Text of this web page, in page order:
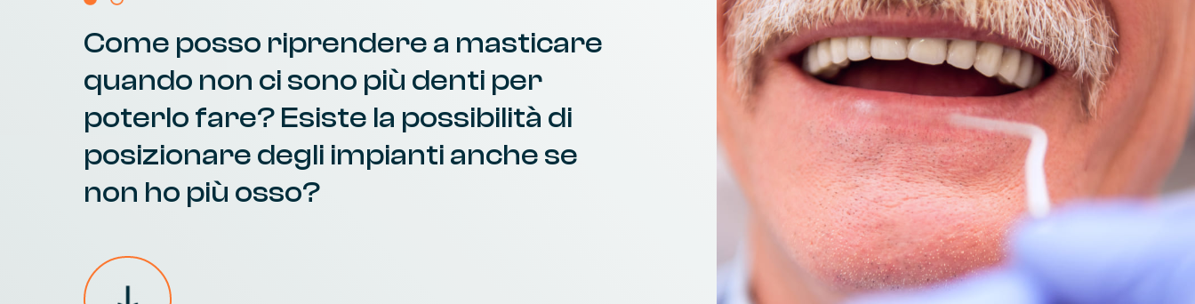
Come posso riprendere a masticare
quando non ci sono più denti per
poterlo fare? Esiste la possibilità di
posizionare degli impianti anche se
non ho più osso?